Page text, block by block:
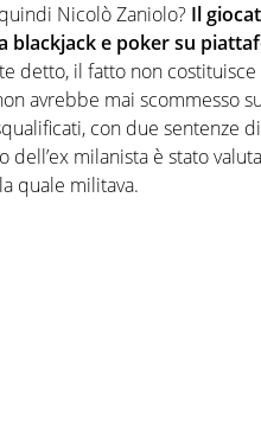
Nicolò Zaniolo? Il
blackjack e poker su
detto, il fatto non
avrebbe mai scommesso
con due sentenze
dell’ex milanista è stato
quale militava.